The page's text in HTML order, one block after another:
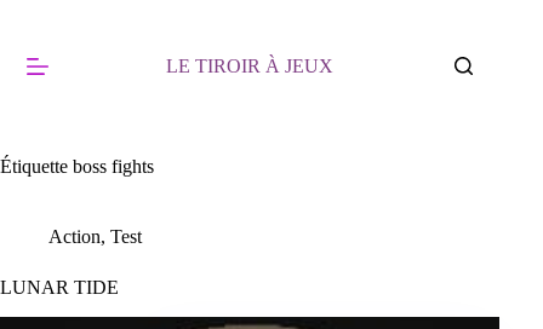
LE TIROIR À JEUX
Étiquette boss fights
Action, Test
LUNAR TIDE